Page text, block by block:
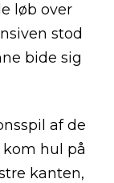
løb over
stod
bide sig
af de
kom hul på
kanten,